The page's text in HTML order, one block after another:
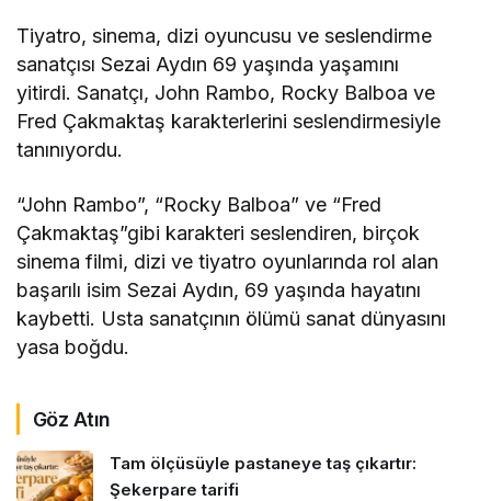
Tiyatro, sinema, dizi oyuncusu ve seslendirme
sanatçısı Sezai Aydın 69 yaşında yaşamını
yitirdi. Sanatçı, John Rambo, Rocky Balboa ve
Fred Çakmaktaş karakterlerini seslendirmesiyle
tanınıyordu.
“John Rambo”, “Rocky Balboa” ve “Fred
Çakmaktaş”gibi karakteri seslendiren, birçok
sinema filmi, dizi ve tiyatro oyunlarında rol alan
başarılı isim Sezai Aydın, 69 yaşında hayatını
kaybetti. Usta sanatçının ölümü sanat dünyasını
yasa boğdu.
Göz Atın
Tam ölçüsüyle pastaneye taş çıkartır:
Şekerpare tarifi